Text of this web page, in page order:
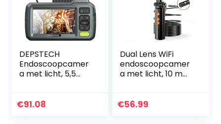
DEPSTECH
Endoscoopcamer
a met licht, 5,5
1080p opname 4,3
€91.08
Dual Lens WiFi
endoscoopcamer
a met licht, 10 m
inspectiecamera
€56.99